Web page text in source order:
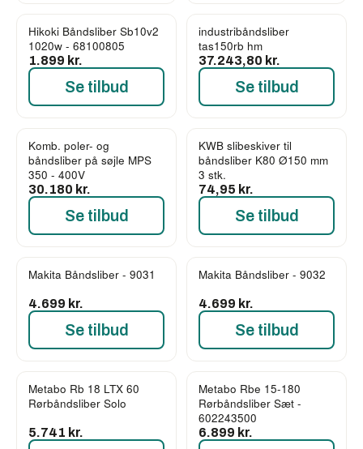
Hikoki Båndsliber Sb10v2
1020w - 68100805
1.899 kr.
Se tilbud
industribåndsliber
tas150rb hm
37.243,80 kr.
Se tilbud
Komb. poler- og
båndsliber på søjle MPS
350 - 400V
30.180 kr.
Se tilbud
KWB slibeskiver til
båndsliber K80 Ø150 mm
3 stk.
74,95 kr.
Se tilbud
Makita Båndsliber - 9031
4.699 kr.
Se tilbud
Makita Båndsliber - 9032
4.699 kr.
Se tilbud
Metabo Rb 18 LTX 60
Rørbåndsliber Solo
5.741 kr.
Metabo Rbe 15-180
Rørbåndsliber Sæt -
602243500
6.899 kr.